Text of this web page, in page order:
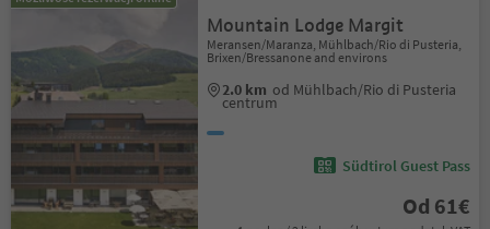
Mountain Lodge Margit
Meransen/Maranza, Mühlbach/Rio di Pusteria,
Brixen/Bressanone and environs
2.0 km od Mühlbach/Rio di Pusteria
centrum
Südtirol Guest Pass
Od 61€